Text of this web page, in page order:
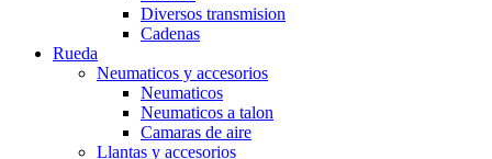
Diversos transmision
Cadenas
Rueda
Neumaticos y accesorios
Neumaticos
Neumaticos a talon
Camaras de aire
Llantas y accesorios